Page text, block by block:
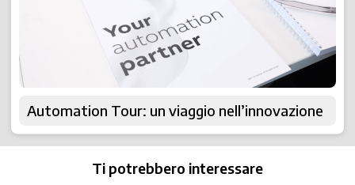
Automation Tour: un viaggio nell’innovazione
Ti potrebbero interessare